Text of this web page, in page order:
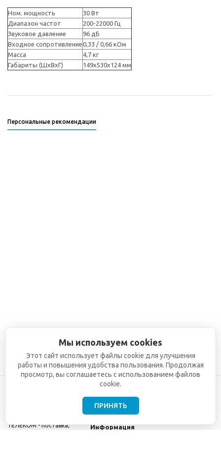
Ном. мощность
30 Вт
Диапазон частот
200-22000 Гц
Звуковое давление
96 дБ
Входное сопротивление0,33 / 0,66 кОм
Масса
4,7 кг
Габариты (ШxВxГ)
149х530х124 мм
Персональные рекомендации
ТЕЛЕКОМ - поставка,
Информация
Мы используем cookies
Этот сайт использует файлы cookie для улучшения
работы и повышения удобства пользования. Продолжая
просмотр, вы соглашаетесь с использованием файлов
cookie.
ПРИНЯТЬ